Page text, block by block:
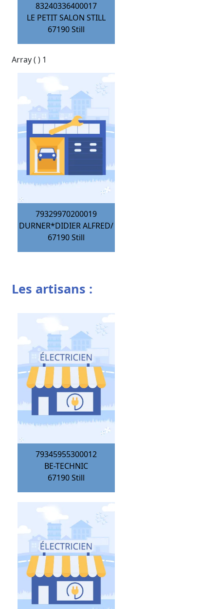
83240336400017
LE PETIT SALON STILL
67190Still
Array ( ) 1
79329970200019
DURNER*DIDIER ALFRED/
67190Still
Les artisans :
79345955300012
BE-TECHNIC
67190Still